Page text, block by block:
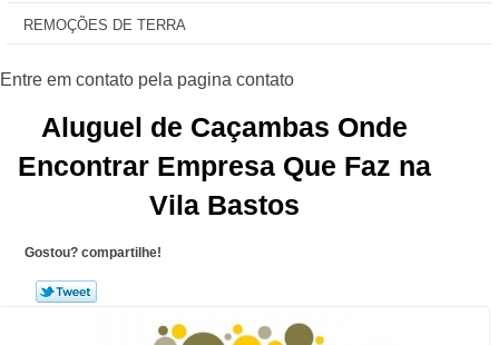
REMOÇÕES DE TERRA
Aluguel de Caçambas Onde
Encontrar Empresa Que Faz na
Vila Bastos
Gostou? compartilhe!